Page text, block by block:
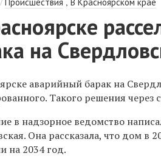
на
аварийный барак на
Такого решения через
в надзорное ведомство
Она рассказала, что дом в
на 2034 год.